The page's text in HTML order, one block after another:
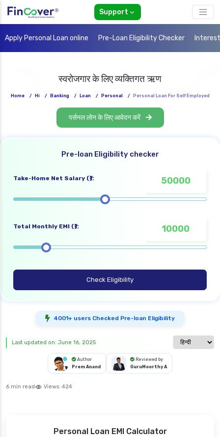
Support
Apply Personal Loan online Pre-Loan Eligibility Checker
स्वरोजगार के लिए व्यक्तिगत ऋण
Home / Hi / Banking / Loan / Personal / Personal Loan For Self Employed
पर्सनल लोन के लिए आवेदन करें
Pre-loan Eligibility checker
Take-Home Net Salary (₹):
Total Monthly EMI (₹):
Check Eligibility
4001+ users Checked Pre-loan Eligibility
Select
Last updated on: June 16, 2025
Author
Prem Anand
Reviewed by
GuruMoorthy A
6 min read Views: 424
Personal Loan EMI Calculator